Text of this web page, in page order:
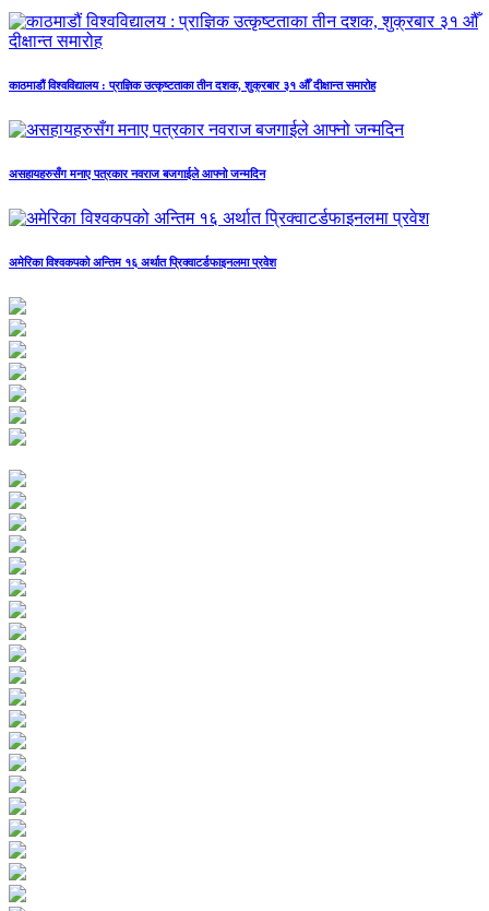
काठमाडौं विश्वविद्यालय : प्राज्ञिक उत्कृष्टताका तीन दशक, शुक्रबार ३१ औँ दीक्षान्त समारोह
असहायहरुसँग मनाए पत्रकार नवराज बजगाईले आफ्नो जन्मदिन
अमेरिका विश्वकपको अन्तिम १६ अर्थात प्रिक्वाटर्डफाइनलमा प्रवेश